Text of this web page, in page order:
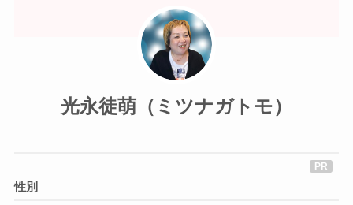
光永徒萌（ミツナガトモ）
性別